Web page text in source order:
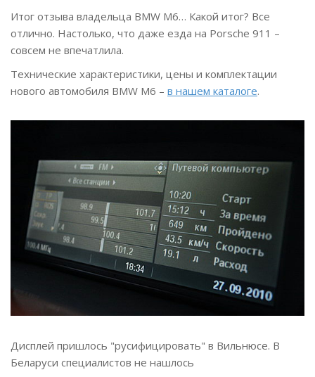
Итог отзыва владельца BMW M6… Какой итог? Все
отлично. Настолько, что даже езда на Porsche 911 –
совсем не впечатлила.
Технические характеристики, цены и комплектации
нового автомобиля BMW M6 – в нашем каталоге.
Дисплей пришлось "русифицировать" в Вильнюсе. В
Беларуси специалистов не нашлось